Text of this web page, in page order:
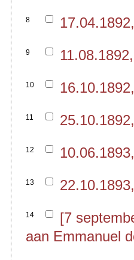
8
9
10
11
12
13
14
[7
aan Emmanuel